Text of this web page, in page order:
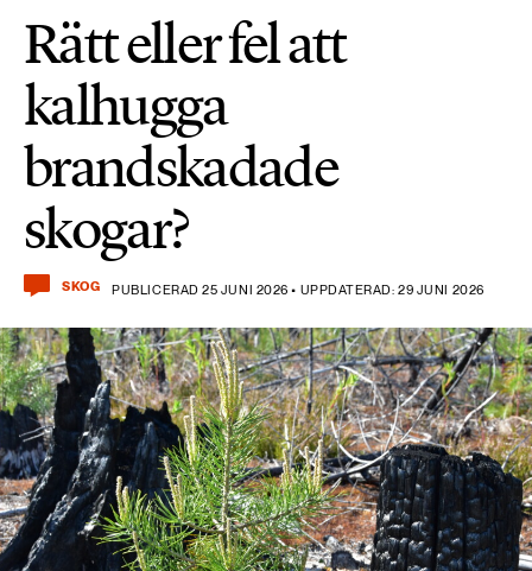
Rätt eller fel att
kalhugga
brandskadade
skogar?
SKOG PUBLICERAD 25 JUNI 2026 • UPPDATERAD: 29 JUNI 2026